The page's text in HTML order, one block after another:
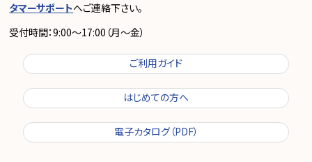
タマーサポートへご連絡下さい。
受付時間：9:00～17:00（月～金）
ご利用ガイド
はじめての方へ
電子カタログ（PDF）